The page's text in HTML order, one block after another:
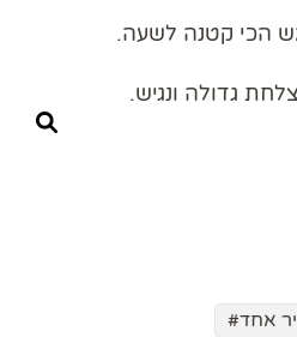
הכי קטנה לשעה.
גדולה ונגיש.
אחד